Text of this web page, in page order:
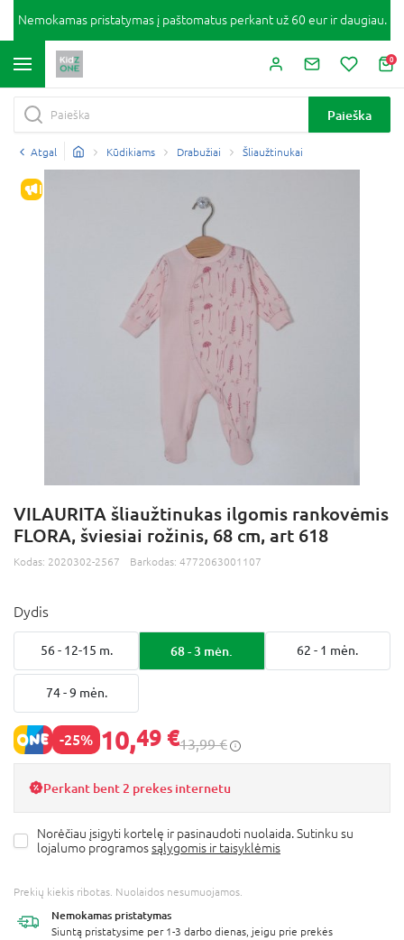
Nemokamas pristatymas į paštomatus perkant už 60 eur ir daugiau.
0
Paieška
Atgal Kūdikiams Drabužiai Šliaužtinukai
IŠPARDAVIMAS
VILAURITA šliaužtinukas ilgomis rankovėmis
FLORA, šviesiai rožinis, 68 cm, art 618
Kodas: 2020302-2567 Barkodas: 4772063001107
Dydis
56 - 12-15 m. 68 - 3 mėn. 62 - 1 mėn.
74 - 9 mėn.
-25% 10,49 €13,99 €
Perkant bent 2 prekes internetu
Norėčiau įsigyti kortelę ir pasinaudoti nuolaida. Sutinku su
lojalumo programossąlygomis ir taisyklėmis
Prekių kiekis ribotas. Nuolaidos nesumuojamos.
Nemokamas pristatymas
Siuntą pristatysime per 1-3 darbo dienas, jeigu prie prekės